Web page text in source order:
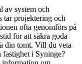
av system och
tar projektering och
ofta genomförs på
för att säkra goda
din tomt. Vill du veta
i Syninge?